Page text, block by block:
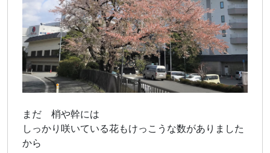
まだ 梢や幹には
しっかり咲いている花もけっこうな数がありました
から